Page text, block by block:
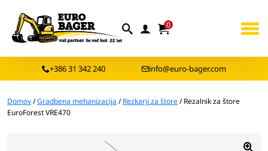
0
+386 31 342 240 info@euro-bager.com
Domov/Gradbena mehanizacija /Rezkarji za štore/ Rezalnik za štore
EuroForest VRE470